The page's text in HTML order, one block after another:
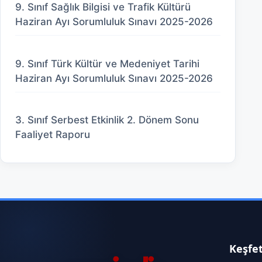
9. Sınıf Sağlık Bilgisi ve Trafik Kültürü
Haziran Ayı Sorumluluk Sınavı 2025-2026
9. Sınıf Türk Kültür ve Medeniyet Tarihi
Haziran Ayı Sorumluluk Sınavı 2025-2026
3. Sınıf Serbest Etkinlik 2. Dönem Sonu
Faaliyet Raporu